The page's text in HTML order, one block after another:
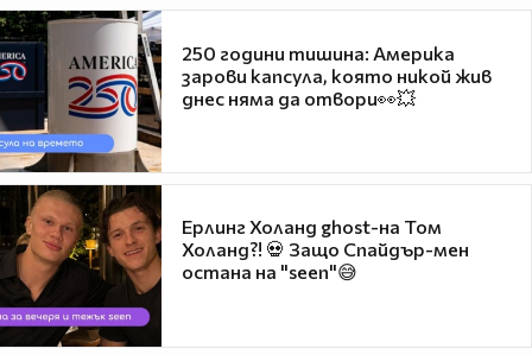
250 години тишина: Америка
зарови капсула, която никой жив
днес няма да отвори👀💥
Ерлинг Холанд ghost-на Том
Холанд?! 💀 Защо Спайдър-мен
остана на "seen"😅